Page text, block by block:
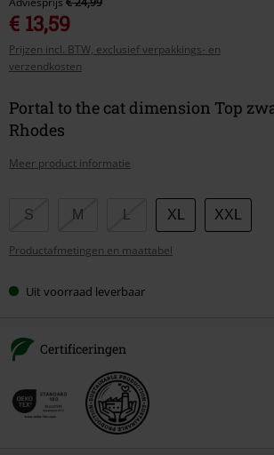
€ 13,59
Prijzen incl. BTW, exclusief verpakkings- en
verzendkosten
Portal to the cat dimension Top
Rhodes
Meer product informatie
Kies
maat
S M XL XXL
Productafmetingen en maattabel
Uit voorraad leverbaar
Certificeringen